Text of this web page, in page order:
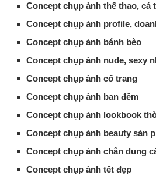
Concept chụp ảnh thể thao, cá
Concept chụp ảnh profile,
Concept chụp ảnh bánh bèo
Concept chụp ảnh nude, sexy
Concept chụp ảnh cổ trang
Concept chụp ảnh ban đêm
Concept chụp ảnh lookbook
Concept chụp ảnh beauty sản
Concept chụp ảnh chân dung
Concept chụp ảnh tết đẹp